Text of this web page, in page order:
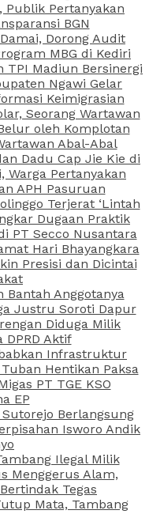
Publik Pertanyakan
BGN
Dorong Audit
MBG di Kediri
TPI Madiun Bersinergi
Ngawi Gelar
Keimigrasian
Seorang Wartawan
oleh Komplotan
Abal-Abal
Dadu Cap Jie Kie di
Warga Pertanyakan
APH Pasuruan
Terjerat ‘Lintah
Dugaan Praktik
PT Secco Nusantara
Hari Bhayangkara
Presisi dan Dicintai
Bantah Anggotanya
Justru Soroti Dapur
Diduga Milik
DPRD Aktif
Infrastruktur
Hentikan Paksa
PT TGE KSO
EP
Berlangsung
Isworo Andik
Ilegal Milik
Menggerus Alam,
Tegas
Mata, Tambang